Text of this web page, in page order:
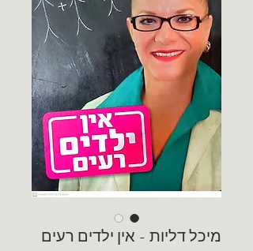
מיכל דליות - אין ילדים רעים